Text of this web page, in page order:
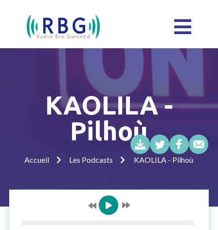
KAOLILA -
Pilhoù
Accueil Les Podcasts KAOLILA - Pilhoù